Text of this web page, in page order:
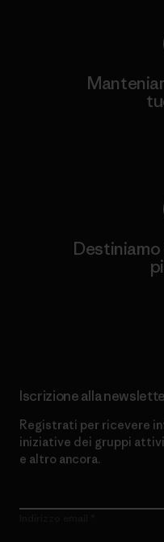
Iscrizione alla
Registrati per ricevere
iniziative dei gruppi
e altro ancora.